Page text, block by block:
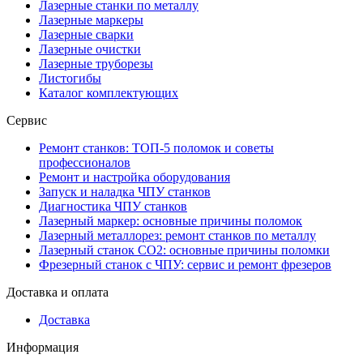
Лазерные станки по металлу
Лазерные маркеры
Лазерные сварки
Лазерные очистки
Лазерные труборезы
Листогибы
Каталог комплектующих
Сервис
Ремонт станков: ТОП-5 поломок и советы
профессионалов
Ремонт и настройка оборудования
Запуск и наладка ЧПУ станков
Диагностика ЧПУ станков
Лазерный маркер: основные причины поломок
Лазерный металлорез: ремонт станков по металлу
Лазерный станок СО2: основные причины поломки
Фрезерный станок с ЧПУ: сервис и ремонт фрезеров
Доставка и оплата
Доставка
Информация